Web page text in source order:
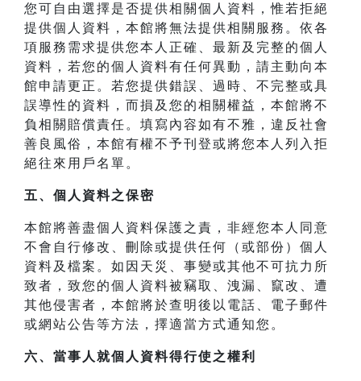
您可自由選擇是否提供相關個人資料，惟若拒絕
提供個人資料，本館將無法提供相關服務。依各
項服務需求提供您本人正確、最新及完整的個人
資料，若您的個人資料有任何異動，請主動向本
館申請更正。若您提供錯誤、過時、不完整或具
誤導性的資料，而損及您的相關權益，本館將不
負相關賠償責任。填寫內容如有不雅，違反社會
善良風俗，本館有權不予刊登或將您本人列入拒
絕往來用戶名單。
五、個人資料之保密
本館將善盡個人資料保護之責，非經您本人同意
不會自行修改、刪除或提供任何（或部份）個人
資料及檔案。如因天災、事變或其他不可抗力所
致者，致您的個人資料被竊取、洩漏、竄改、遭
其他侵害者，本館將於查明後以電話、電子郵件
或網站公告等方法，擇適當方式通知您。
六、當事人就個人資料得行使之權利